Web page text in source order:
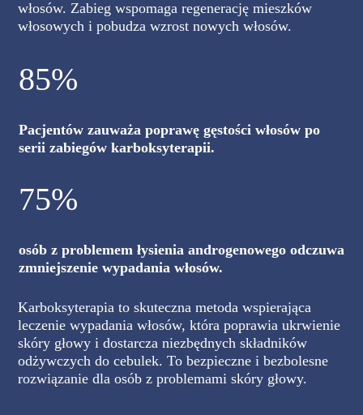
włosów. Zabieg wspomaga regenerację mieszków
włosowych i pobudza wzrost nowych włosów.
85%
Pacjentów zauważa poprawę gęstości włosów po
serii zabiegów karboksyterapii.
75%
osób z problemem łysienia androgenowego odczuwa
zmniejszenie wypadania włosów.
Karboksyterapia to skuteczna metoda wspierająca
leczenie wypadania włosów, która poprawia ukrwienie
skóry głowy i dostarcza niezbędnych składników
odżywczych do cebulek. To bezpieczne i bezbolesne
rozwiązanie dla osób z problemami skóry głowy.